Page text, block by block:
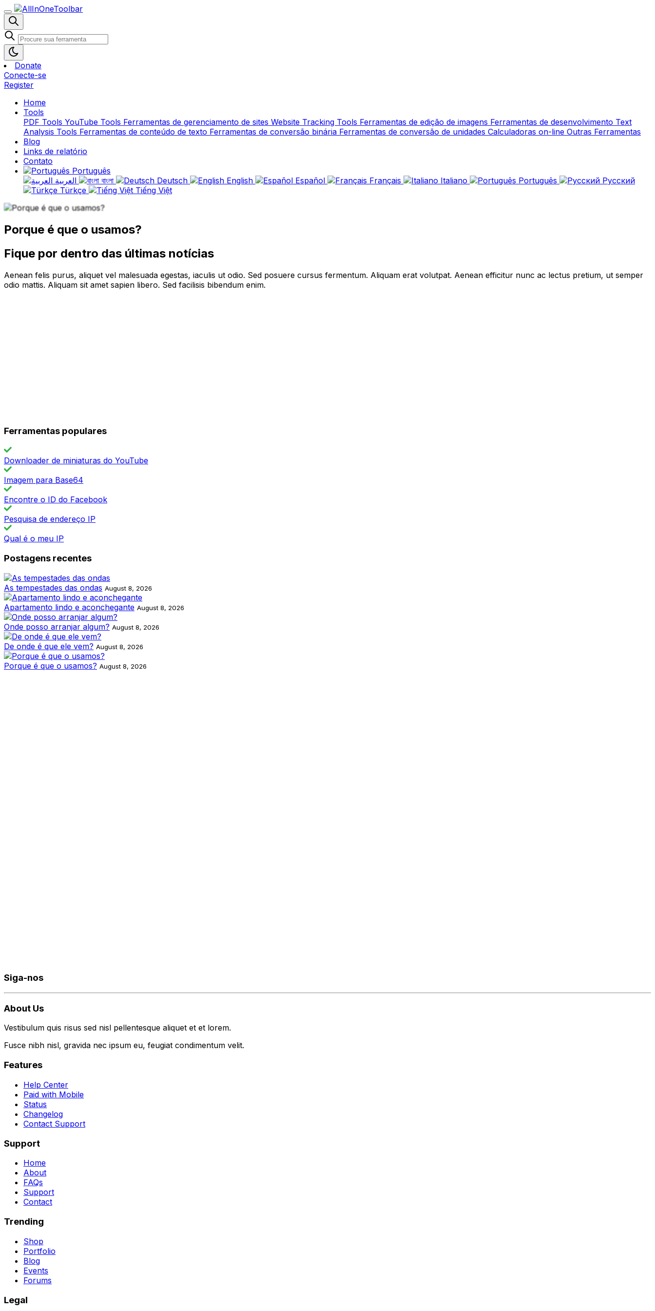
Donate
Conecte-se
Register
Home
Tools
PDF Tools YouTube Tools Ferramentas de gerenciamento de sites Website Tracking Tools Ferramentas de edição de imagens Ferramentas de desenvolvimento Text
Analysis Tools Ferramentas de conteúdo de texto Ferramentas de conversão binária Ferramentas de conversão de unidades Calculadoras on-line Outras Ferramentas
Blog
Links de relatório
Contato
Português
বাংলা Deutsch English Español Français Italiano Português
Русский
Türkçe
Tiếng Việt
Porque é que o usamos?
Fique por dentro das últimas notícias
Aenean felis purus, aliquet vel malesuada egestas, iaculis ut odio. Sed posuere cursus fermentum. Aliquam erat volutpat. Aenean efficitur nunc ac lectus pretium, ut semper
odio mattis. Aliquam sit amet sapien libero. Sed facilisis bibendum enim.
Ferramentas populares
Downloader de miniaturas do YouTube
Imagem para Base64
Encontre o ID do Facebook
Pesquisa de endereço IP
Qual é o meu IP
Postagens recentes
As tempestades das ondas August 8, 2026
Apartamento lindo e aconchegante August 8, 2026
Onde posso arranjar algum? August 8, 2026
De onde é que ele vem? August 8, 2026
Porque é que o usamos? August 8, 2026
Siga-nos
About Us
Vestibulum quis risus sed nisl pellentesque aliquet et et lorem.
Fusce nibh nisl, gravida nec ipsum eu, feugiat condimentum velit.
Features
Help Center
Paid with Mobile
Status
Changelog
Contact Support
Support
Home
About
FAQs
Support
Contact
Trending
Shop
Portfolio
Blog
Events
Forums
Legal